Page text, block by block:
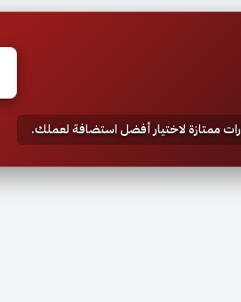
ممتازة لاختيار أفضل استضافة لعملك.